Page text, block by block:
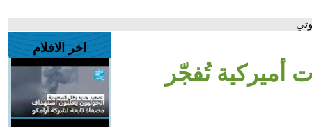
أميركية تُفجّر
اخر الافلام